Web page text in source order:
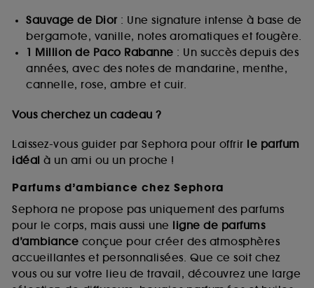
Sauvage de Dior: Une signature intense à base de
bergamote, vanille, notes aromatiques et fougère.
1 Million de Paco Rabanne : Un succès depuis des
années, avec des notes de mandarine, menthe,
cannelle, rose, ambre et cuir.
Vous cherchez un cadeau ?
Laissez-vous guider par Sephora pour offrir le parfum
idéal à un ami ou un proche !
Parfums d’ambiance chez Sephora
Sephora ne propose pas uniquement des parfums
pour le corps, mais aussi une ligne de parfums
d’ambiance conçue pour créer des atmosphères
accueillantes et personnalisées. Que ce soit chez
vous ou sur votre lieu de travail, découvrez une large